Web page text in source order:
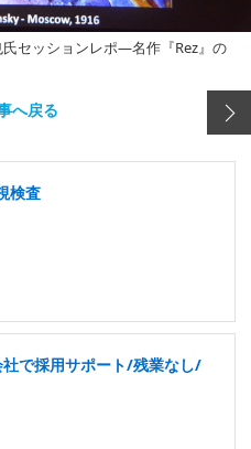
氏セッションレポ―名作『Rez』の
へ戻る
検査
で採用サポート/残業なし/